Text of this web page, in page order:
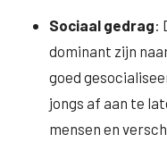
Sociaal gedrag:
dominant zijn
goed
jongs af aan te
mensen en